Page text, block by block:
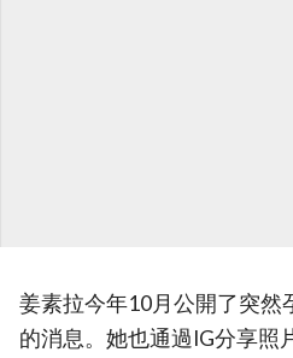
姜素拉今年10月公開了突然
的消息。她也通過IG分享照